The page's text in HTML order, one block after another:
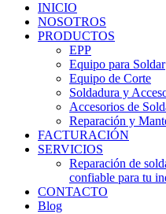
INICIO
NOSOTROS
PRODUCTOS
EPP
Equipo para Soldar
Equipo de Corte
Soldadura y
Accesorios de
Reparación y
FACTURACIÓN
SERVICIOS
Reparación de
confiable para tu
CONTACTO
Blog